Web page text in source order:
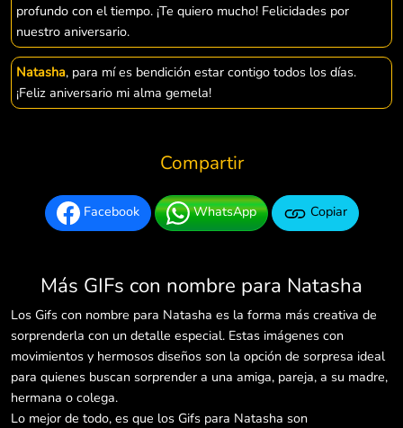
profundo con el tiempo. ¡Te quiero mucho! Felicidades por
nuestro aniversario.
Natasha, para mí es bendición estar contigo todos los días.
¡Feliz aniversario mi alma gemela!
Compartir
Facebook WhatsApp Copiar
Más GIFs con nombre para Natasha
Los Gifs con nombre para Natasha es la forma más creativa de
sorprenderla con un detalle especial. Estas imágenes con
movimientos y hermosos diseños son la opción de sorpresa ideal
para quienes buscan sorprender a una amiga, pareja, a su madre,
hermana o colega.
Lo mejor de todo, es que los Gifs para Natasha son